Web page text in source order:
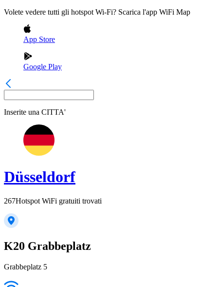
Volete vedere tutti gli hotspot Wi-Fi? Scarica l'app WiFi Map
App Store
Google Play
Inserite una CITTA'
Düsseldorf
267Hotspot WiFi gratuiti trovati
K20 Grabbeplatz
Grabbeplatz 5